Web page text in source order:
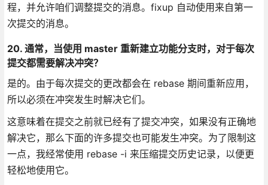
程，并允许咱们调整提交的消息。fixup 自动使用来自第一
次提交的消息。
20. 通常，当使用 master 重新建立功能分支时，对于每次
提交都需要解决冲突？
是的。由于每次提交的更改都会在 rebase 期间重新应用，
所以必须在冲突发生时解决它们。
这意味着在提交之前就已经有了提交冲突，如果没有正确地
解决它，那么下面的许多提交也可能发生冲突。为了限制这
一点，我经常使用 rebase -i 来压缩提交历史记录，以便更
轻松地使用它。